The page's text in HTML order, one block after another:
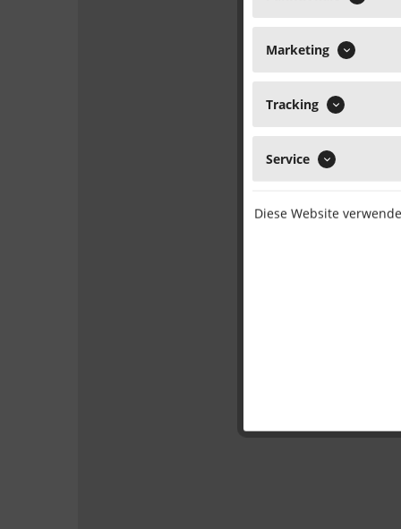
Marketing
Tracking
Service
Diese Website